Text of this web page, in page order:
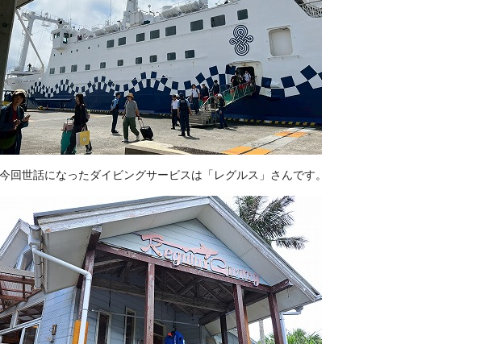
今回世話になったダイビングサービスは「レグルス」さんです。